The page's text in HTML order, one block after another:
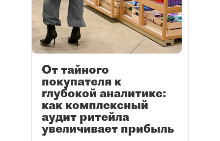
От тайного
покупателя к
глубокой аналитике:
как комплексный
аудит ритейла
увеличивает прибыль